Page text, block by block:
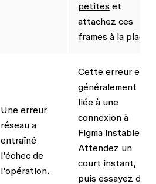
petiteset
attachez ces
frames à la place.
Une erreur
réseau a
entraîné
l'échec de
l'opération.
Cette erreur est
généralement
liée à une
connexion à
Figma instable.
Attendez un
court instant,
puis essayez de